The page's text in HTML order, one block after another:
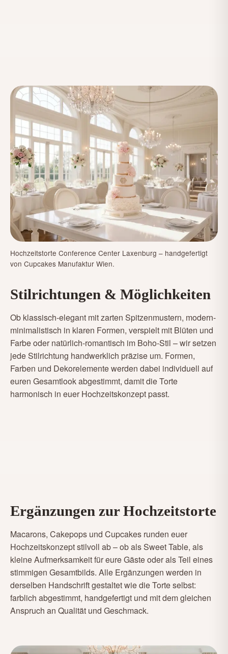
Hochzeitstorte Conference Center Laxenburg – handgefertigt
von Cupcakes Manufaktur Wien.
Stilrichtungen & Möglichkeiten
Ob klassisch-elegant mit zarten Spitzenmustern, modern-
minimalistisch in klaren Formen, verspielt mit Blüten und
Farbe oder natürlich-romantisch im Boho-Stil – wir setzen
jede Stilrichtung handwerklich präzise um. Formen,
Farben und Dekorelemente werden dabei individuell auf
euren Gesamtlook abgestimmt, damit die Torte
harmonisch in euer Hochzeitskonzept passt.
Ergänzungen zur Hochzeitstorte
Macarons, Cakepops und Cupcakes runden euer
Hochzeitskonzept stilvoll ab – ob als Sweet Table, als
kleine Aufmerksamkeit für eure Gäste oder als Teil eines
stimmigen Gesamtbilds. Alle Ergänzungen werden in
derselben Handschrift gestaltet wie die Torte selbst:
farblich abgestimmt, handgefertigt und mit dem gleichen
Anspruch an Qualität und Geschmack.